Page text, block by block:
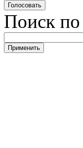
Поиск по